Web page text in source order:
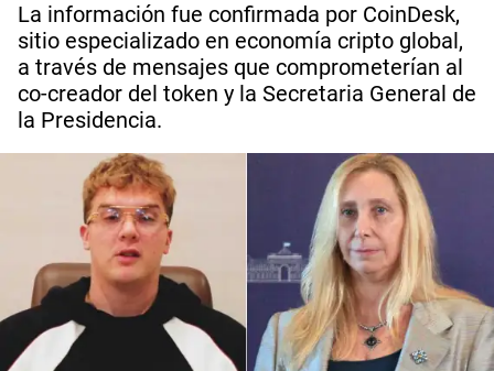
La información fue confirmada por CoinDesk,
sitio especializado en economía cripto global,
a través de mensajes que comprometerían al
co-creador del token y la Secretaria General de
la Presidencia.